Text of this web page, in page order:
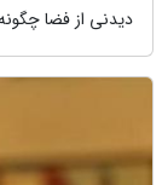
دیدنی از فضا